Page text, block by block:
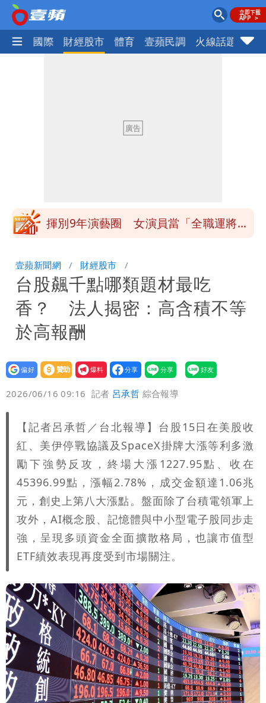
社會 國際 財經股市 體育 壹蘋民調 火線話題
回1句笑翻10萬人
白海豚不放假「跟巴威差別在這裡」 蔣
揮別9年演藝圈 女演員當「全職運將」
炸開扁
白海豚發威！內褲掛陽台被吹走 議員神
回1句笑翻10萬人
白海豚不放假「跟巴威差別在這裡」 蔣
萬安：這很清楚標準一致
壹蘋新聞網 財經股市
台股飆千點哪類題材最吃
香？ 法人揭密：高含積不等
於高報酬
設為
贊助
我要
爆料
2026/06/16 09:16 記者 呂承哲 綜合報導
【記者呂承哲／台北報導】台股15日在美股收
紅、美伊停戰協議及SpaceX掛牌大漲等利多激
勵下強勢反攻，終場大漲1227.95點、收在
45396.99點，漲幅2.78%，成交金額達1.06兆
元，創史上第八大漲點。盤面除了台積電領軍上
攻外，AI概念股、記憶體與中小型電子股同步走
強，呈現多頭資金全面擴散格局，也讓市值型
ETF績效表現再度受到市場關注。